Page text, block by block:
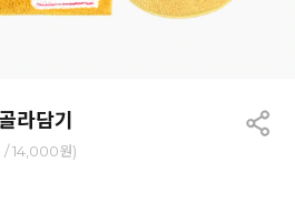
라담기
/ 14,000원)